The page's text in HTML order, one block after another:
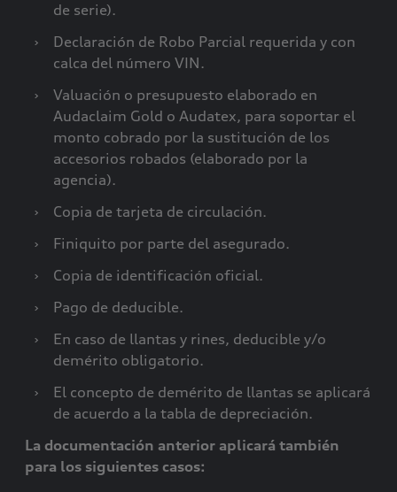
de serie).
›
Declaración de Robo Parcial requerida y con
calca del número VIN.
›
Valuación o presupuesto elaborado en
Audaclaim Gold o Audatex, para soportar el
monto cobrado por la sustitución de los
accesorios robados (elaborado por la
agencia).
›
Copia de tarjeta de circulación.
›
Finiquito por parte del asegurado.
›
Copia de identificación oficial.
›
Pago de deducible.
›
En caso de llantas y rines, deducible y/o
demérito obligatorio.
›
El concepto de demérito de llantas se aplicará
de acuerdo a la tabla de depreciación.
La documentación anterior aplicará también
para los siguientes casos: